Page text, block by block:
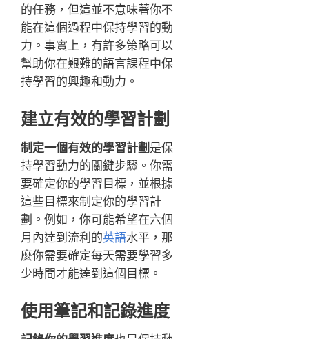
的任務，但這並不意味著你不
能在這個過程中保持學習的動
力。事實上，有許多策略可以
幫助你在艱難的語言課程中保
持學習的興趣和動力。
建立有效的學習計劃
制定一個有效的學習計劃 是保
持學習動力的關鍵步驟。你需
要確定你的學習目標，並根據
這些目標來制定你的學習計
劃。例如，你可能希望在六個
月內達到流利的英語水平，那
麼你需要確定每天需要學習多
少時間才能達到這個目標。
使用筆記和記錄進度